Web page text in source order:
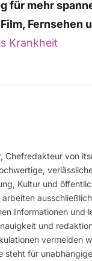
für mehr
Fernsehen
Krankheit
Chefredakteur von
Kultur und
Informationen und
und
vermeiden
steht für